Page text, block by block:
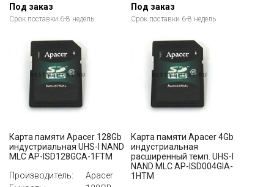
Под заказ
Срок поставки 6-8 недель
Под заказ
Срок поставки 6-8 недель
Карта памяти Apacer 128Gb
индустриальная UHS-I NAND
MLC AP-ISD128GCA-1FTM
Производитель:
Apacer
Карта памяти Apacer 4Gb
индустриальная
расширенный темп. UHS-I
NAND MLC AP-ISD004GIA-
1HTM